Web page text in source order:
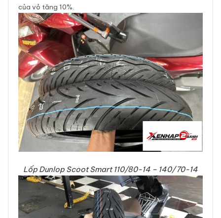
của vỏ tăng 10%.
Lốp Dunlop Scoot Smart 110/80-14 – 140/70-14